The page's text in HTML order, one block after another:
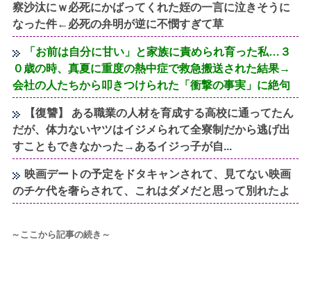
察沙汰にｗ必死にかばってくれた姪の一言に泣きそうに
なった件←必死の弁明が逆に不憫すぎて草
「お前は自分に甘い」と家族に責められ育った私…３
０歳の時、真夏に重度の熱中症で救急搬送された結果→
会社の人たちから叩きつけられた「衝撃の事実」に絶句
【復讐】 ある職業の人材を育成する高校に通ってたん
だが、体力ないヤツはイジメられて全寮制だから逃げ出
すこともできなかった→あるイジっ子が自...
映画デートの予定をドタキャンされて、見てない映画
のチケ代を奢らされて、これはダメだと思って別れたよ
～ここから記事の続き～